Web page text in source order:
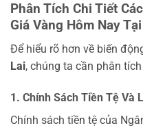
Phân Tích Chi Tiết
Giá Vàng Hôm Nay
Để hiểu rõ hơn về biến
Lai, chúng ta cần phân
1. Chính Sách Tiền Tệ Và
Chính sách tiền tệ của